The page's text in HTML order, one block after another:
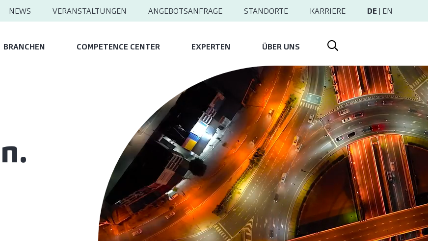
NEWS VERANSTALTUNGEN ANGEBOTSANFRAGE STANDORTE KARRIERE DE| EN
BRANCHEN COMPETENCE CENTER EXPERTEN ÜBER UNS